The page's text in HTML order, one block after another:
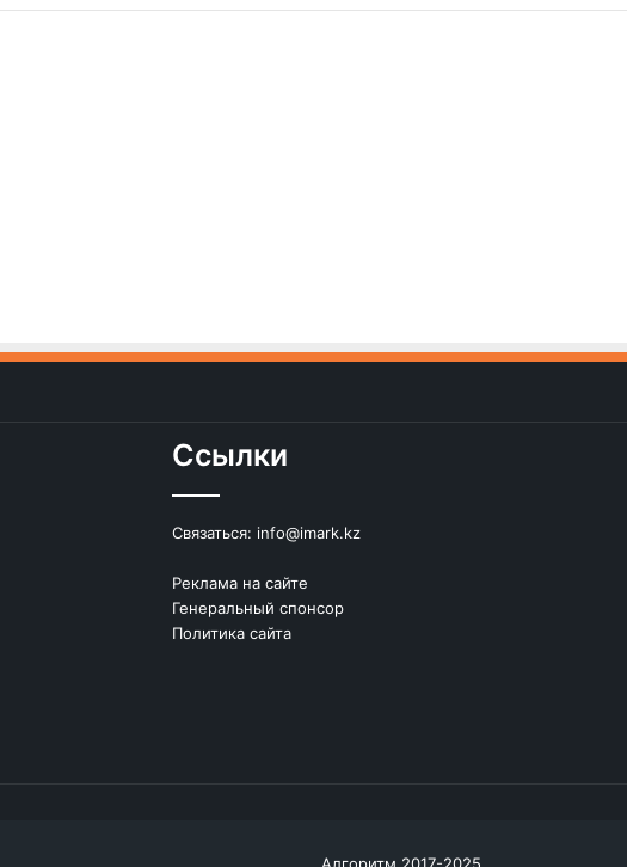
Ссылки
Связаться: info@imark.kz
Реклама на сайте
Генеральный спонсор
Политика сайта